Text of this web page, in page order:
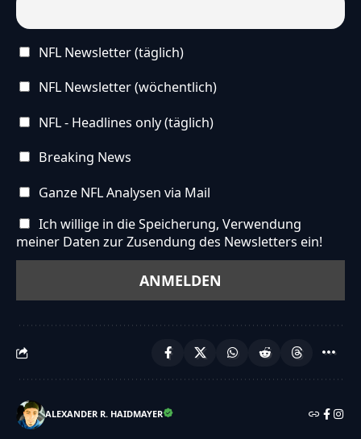
NFL Newsletter (täglich)
NFL Newsletter (wöchentlich)
NFL - Headlines only (täglich)
Breaking News
Ganze NFL Analysen via Mail
Ich willige in die Speicherung, Verwendung
meiner Daten zur Zusendung des Newsletters ein!
ALEXANDER R. HAIDMAYER